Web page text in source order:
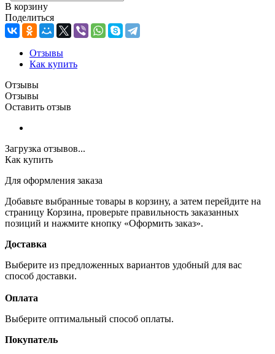
В корзину
Поделиться
Отзывы
Как купить
Отзывы
Отзывы
Оставить отзыв
Загрузка отзывов...
Как купить
Для оформления заказа
Добавьте выбранные товары в корзину, а затем перейдите на
страницу Корзина, проверьте правильность заказанных
позиций и нажмите кнопку «Оформить заказ».
Доставка
Выберите из предложенных вариантов удобный для вас
способ доставки.
Оплата
Выберите оптимальный способ оплаты.
Покупатель